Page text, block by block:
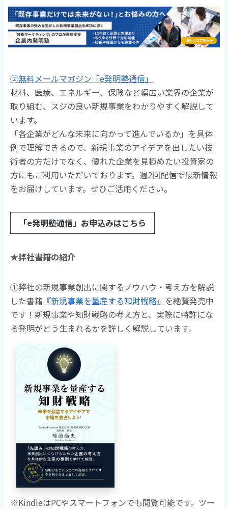
➁無料メールマガジン「e発明塾通信」
材料、医療、エネルギー、保険など幅広い業界の企業が
取り組む、スジの良い新規事業をわかりやすく解説して
います。
「各企業がどんな未来に向かって進んでいるか」を具体
例で理解できるので、新規事業のアイデアを出したい技
術者の方だけでなく、優れた企業を見極めたい投資家の
方にもご利用いただいております。週2回配信で最新情報
をお届けしています。ぜひご活用ください。
「e発明塾通信」お申込みはこちら
★弊社書籍の紹介
①弊社の新規事業創出に関するノウハウ・考え方を解説
した書籍 『新規事業を量産する知財戦略』 を絶賛発売中
です！新規事業や知財戦略の考え方と、実際に特許にな
る発明がどう生まれるかを詳しく解説しています。
※KindleはPCやスマートフォンでも閲覧可能です。ツー